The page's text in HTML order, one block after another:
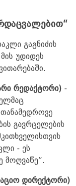
გაგნიძის
უდიდეს
რედაქტორი) -
გავრცელების
- ეს
მოღვაწე“.
დირექტორი)